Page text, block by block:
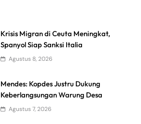
Krisis Migran di Ceuta Meningkat,
Spanyol Siap Sanksi Italia
Agustus 8, 2026
Mendes: Kopdes Justru Dukung
Keberlangsungan Warung Desa
Agustus 7, 2026